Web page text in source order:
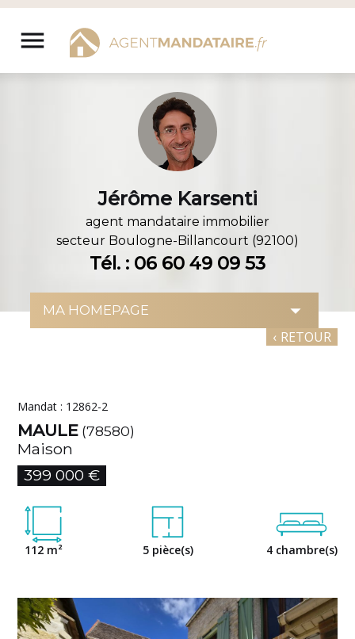
Aller
contenu
menu
Jérôme Karsenti
agent mandataire immobilier
secteur Boulogne-Billancourt (92100)
Tél. : 06 60 49 09 53
‹ RETOUR
Mandat : 12862-2
MAULE (78580)
Maison
399 000 €
112 m² 5 pièce(s) 4 chambre(s)